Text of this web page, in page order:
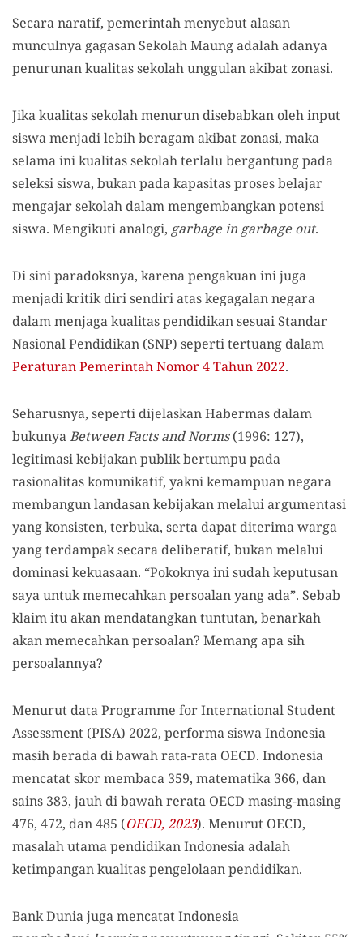
Secara naratif, pemerintah menyebut alasan
munculnya gagasan Sekolah Maung adalah adanya
penurunan kualitas sekolah unggulan akibat zonasi.
Jika kualitas sekolah menurun disebabkan oleh input
siswa menjadi lebih beragam akibat zonasi, maka
selama ini kualitas sekolah terlalu bergantung pada
seleksi siswa, bukan pada kapasitas proses belajar
mengajar sekolah dalam mengembangkan potensi
siswa. Mengikuti analogi, garbage in garbage out.
Di sini paradoksnya, karena pengakuan ini juga
menjadi kritik diri sendiri atas kegagalan negara
dalam menjaga kualitas pendidikan sesuai Standar
Nasional Pendidikan (SNP) seperti tertuang dalam
Peraturan Pemerintah Nomor 4 Tahun 2022.
Seharusnya, seperti dijelaskan Habermas dalam
bukunyaBetween Facts and Norms(1996: 127),
legitimasi kebijakan publik bertumpu pada
rasionalitas komunikatif, yakni kemampuan negara
membangun landasan kebijakan melalui argumentasi
yang konsisten, terbuka, serta dapat diterima warga
yang terdampak secara deliberatif, bukan melalui
dominasi kekuasaan. “Pokoknya ini sudah keputusan
saya untuk memecahkan persoalan yang ada”. Sebab
klaim itu akan mendatangkan tuntutan, benarkah
akan memecahkan persoalan? Memang apa sih
persoalannya?
Menurut data Programme for International Student
Assessment (PISA) 2022, performa siswa Indonesia
masih berada di bawah rata-rata OECD. Indonesia
mencatat skor membaca 359, matematika 366, dan
sains 383, jauh di bawah rerata OECD masing-masing
476, 472, dan 485 (OECD, 2023). Menurut OECD,
masalah utama pendidikan Indonesia adalah
ketimpangan kualitas pengelolaan pendidikan.
Bank Dunia juga mencatat Indonesia